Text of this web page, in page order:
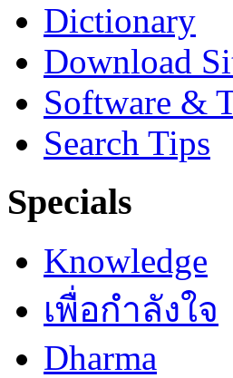
Dictionary
Download
Software &
Search Tips
Specials
Knowledge
เพื่อกำลังใจ
Dharma